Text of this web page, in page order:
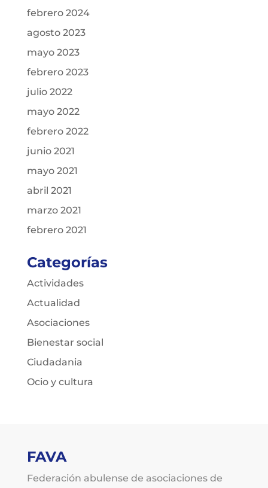
febrero 2024
agosto 2023
mayo 2023
febrero 2023
julio 2022
mayo 2022
febrero 2022
junio 2021
mayo 2021
abril 2021
marzo 2021
febrero 2021
Categorías
Actividades
Actualidad
Asociaciones
Bienestar social
Ciudadania
Ocio y cultura
FAVA
Federación abulense de asociaciones de